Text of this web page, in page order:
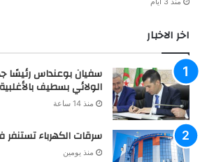
اخر الاخبار
سفيان بوعنداس رئيسًا
الولائي بسطيف بالأغلبية
منذ 14 ساعة
سرقات الكهرباء تستنفر
منذ يومين